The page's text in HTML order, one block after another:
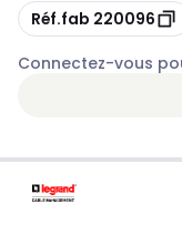
Copie
Réf.fab 220096
Connectez-vous